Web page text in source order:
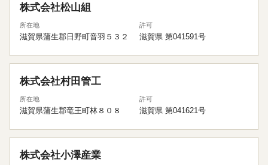
株式会社松山組
所在地
滋賀県蒲生郡日野町音羽５３２
許可
滋賀県 第041591号
株式会社村田管工
所在地
滋賀県蒲生郡竜王町林８０８
許可
滋賀県 第041621号
株式会社小澤産業